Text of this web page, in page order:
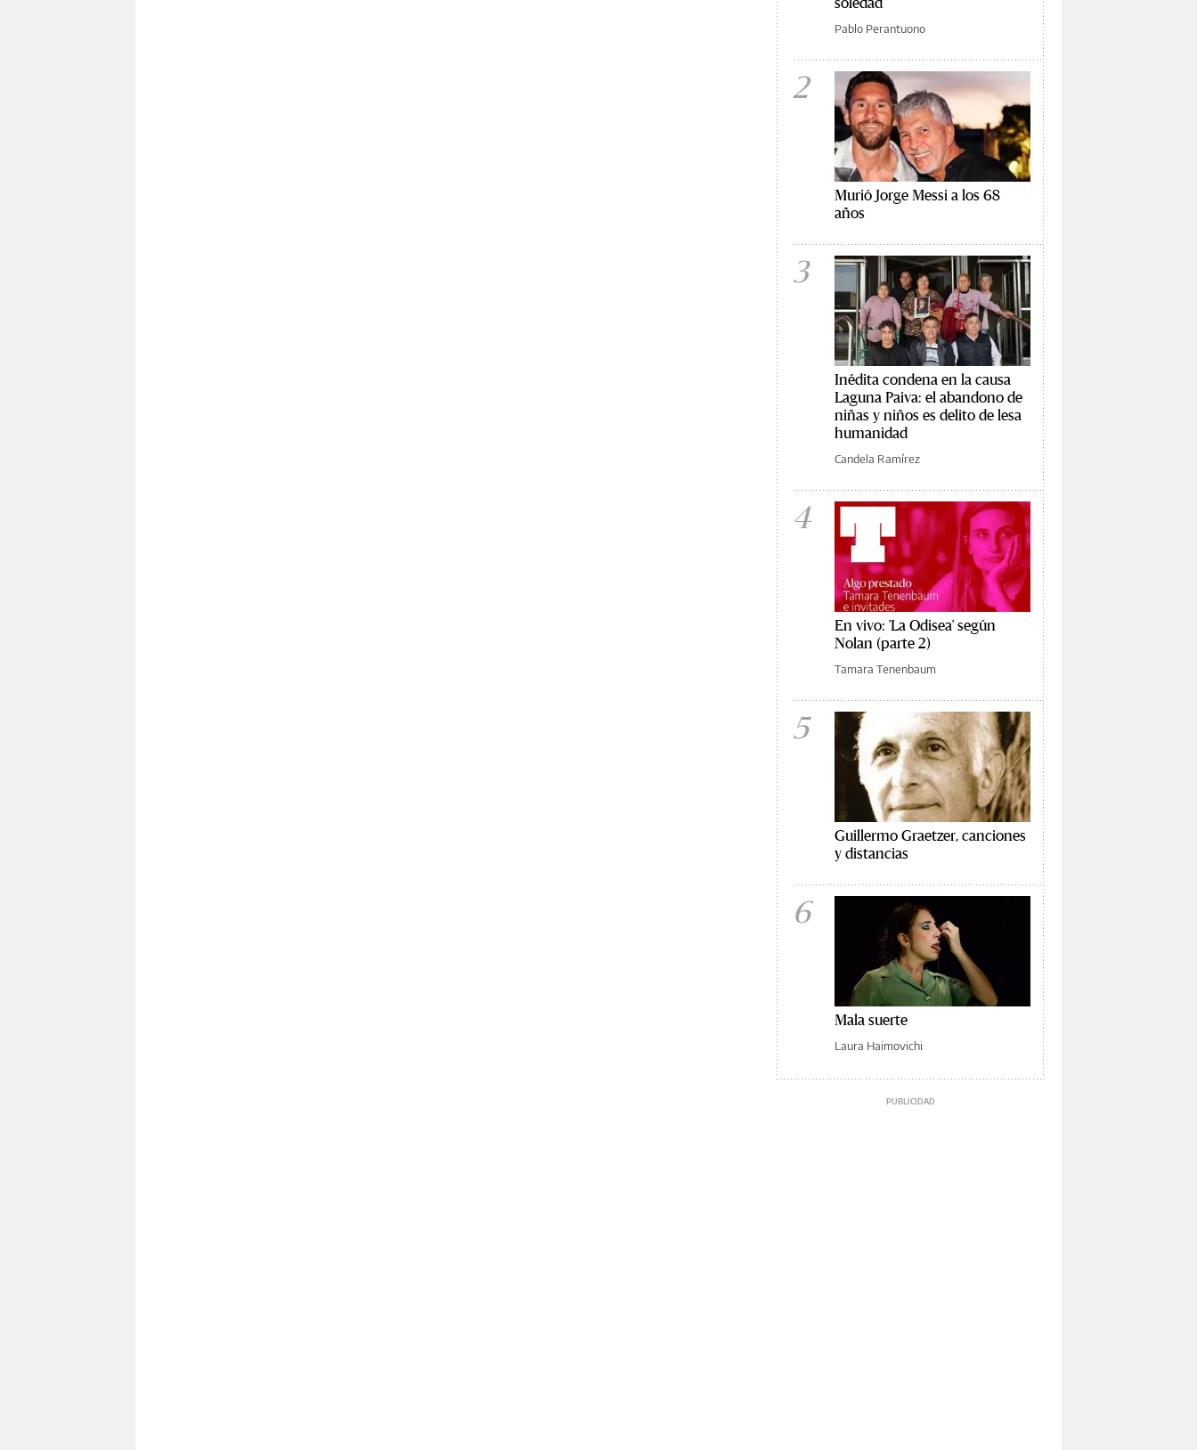
Pablo Perantuono
2
Murió Jorge Messi a los 68
años
3
Inédita condena en la causa
Laguna Paiva: el abandono de
niñas y niños es delito de lesa
humanidad
Candela Ramírez
4
En vivo: 'La Odisea' según
Nolan (parte 2)
Tamara Tenenbaum
5
Guillermo Graetzer, canciones
y distancias
6
Mala suerte
Laura Haimovichi